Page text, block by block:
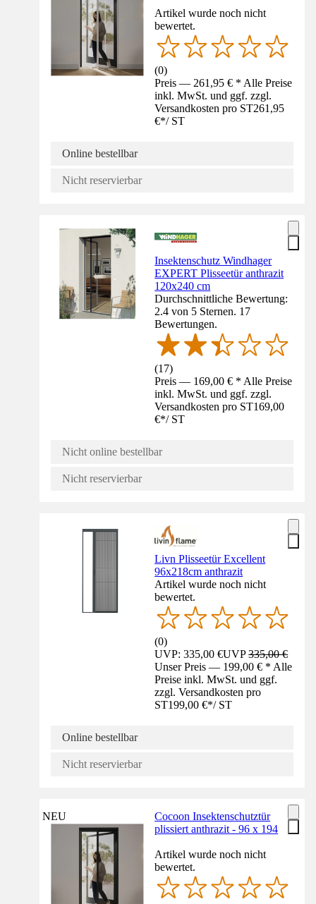
Artikel wurde noch nicht
bewertet.
(0)
Preis — 261,95 € * Alle Preise
inkl. MwSt. und ggf. zzgl.
Versandkosten pro ST261,95
€*/ ST
Online bestellbar
Nicht reservierbar
Insektenschutz Windhager
EXPERT Plisseetür anthrazit
120x240 cm
Durchschnittliche Bewertung:
2.4 von 5 Sternen. 17
Bewertungen.
(17)
Preis — 169,00 € * Alle Preise
inkl. MwSt. und ggf. zzgl.
Versandkosten pro ST169,00
€*/ ST
Nicht online bestellbar
Nicht reservierbar
Livn Plisseetür Excellent
96x218cm anthrazit
Artikel wurde noch nicht
bewertet.
(0)
UVP: 335,00 €UVP335,00 €
Unser Preis — 199,00 € * Alle
Preise inkl. MwSt. und ggf.
zzgl. Versandkosten pro
ST199,00 €*/ ST
Online bestellbar
Nicht reservierbar
NEU
Cocoon Insektenschutztür
plissiert anthrazit - 96 x 194
Artikel wurde noch nicht
bewertet.